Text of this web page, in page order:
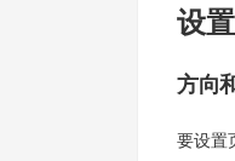
设
方向
要设置